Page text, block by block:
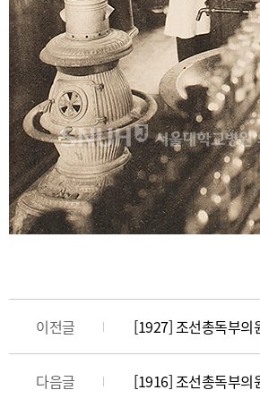
이전글 [1927] 조선총독부의
다음글 [1916] 조선총독부의